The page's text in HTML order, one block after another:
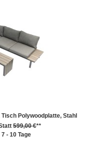
Polywoodplatte, Stahl
599,00 €**
- 10 Tage